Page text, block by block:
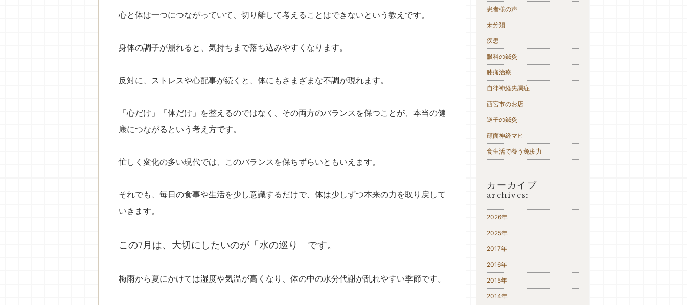
心と体は一つにつながっていて、切り離して考えることはできないという教えです。
身体の調子が崩れると、気持ちまで落ち込みやすくなります。
反対に、ストレスや心配事が続くと、体にもさまざまな不調が現れます。
「心だけ」「体だけ」を整えるのではなく、その両方のバランスを保つことが、本当の健
康につながるという考え方です。
忙しく変化の多い現代では、このバランスを保ちずらいともいえます。
それでも、毎日の食事や生活を少し意識するだけで、体は少しずつ本来の力を取り戻して
いきます。
この7月は、大切にしたいのが「水の巡り」です。
梅雨から夏にかけては湿度や気温が高くなり、体の中の水分代謝が乱れやすい季節です。
患者様の声
未分類
疾患
眼科の鍼灸
膝痛治療
自律神経失調症
西宮市のお店
逆子の鍼灸
顔面神経マヒ
食生活で養う免疫力
カーカイブ
archives:
2026年
2025年
2017年
2016年
2015年
2014年